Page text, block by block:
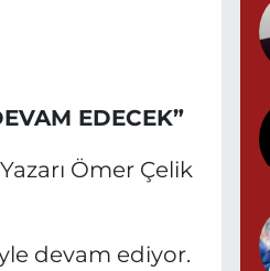
EDECEK”
Ömer Çelik
devam ediyor.